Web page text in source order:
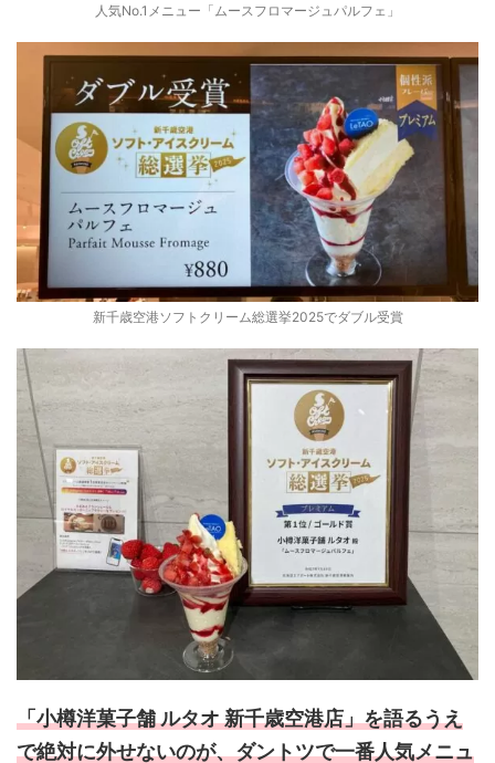
人気No.1メニュー「ムースフロマージュパルフェ」
新千歳空港ソフトクリーム総選挙2025でダブル受賞
「小樽洋菓子舗 ルタオ 新千歳空港店」を語るうえ
で絶対に外せないのが、ダントツで一番人気メニュ